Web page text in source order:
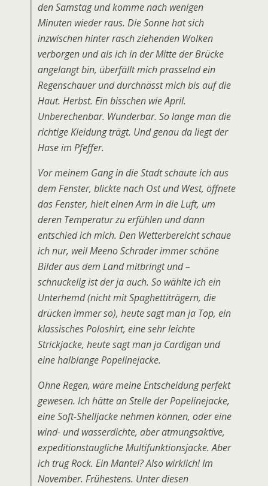
den Samstag und komme nach wenigen
Minuten wieder raus. Die Sonne hat sich
inzwischen hinter rasch ziehenden Wolken
verborgen und als ich in der Mitte der Brücke
angelangt bin, überfällt mich prasselnd ein
Regenschauer und durchnässt mich bis auf die
Haut. Herbst. Ein bisschen wie April.
Unberechenbar. Wunderbar. So lange man die
richtige Kleidung trägt. Und genau da liegt der
Hase im Pfeffer.
Vor meinem Gang in die Stadt schaute ich aus
dem Fenster, blickte nach Ost und West, öffnete
das Fenster, hielt einen Arm in die Luft, um
deren Temperatur zu erfühlen und dann
entschied ich mich. Den Wetterbereicht schaue
ich nur, weil Meeno Schrader immer schöne
Bilder aus dem Land mitbringt und –
schnuckelig ist der ja auch. So wählte ich ein
Unterhemd (nicht mit Spaghettiträgern, die
drücken immer so), heute sagt man ja Top, ein
klassisches Poloshirt, eine sehr leichte
Strickjacke, heute sagt man ja Cardigan und
eine halblange Popelinejacke.
Ohne Regen, wäre meine Entscheidung perfekt
gewesen. Ich hätte an Stelle der Popelinejacke,
eine Soft-Shelljacke nehmen können, oder eine
wind- und wasserdichte, aber atmungsaktive,
expeditionstaugliche Multifunktionsjacke. Aber
ich trug Rock. Ein Mantel? Also wirklich! Im
November. Frühestens. Unter diesen